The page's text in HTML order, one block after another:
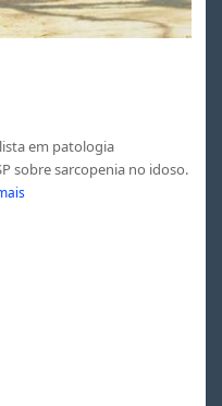
em patologia
sobre sarcopenia no idoso.